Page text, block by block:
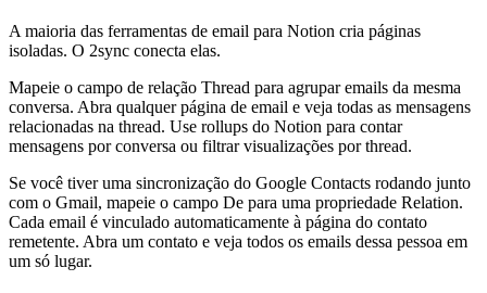
A maioria das ferramentas de email para Notion cria páginas
isoladas. O 2sync conecta elas.
Mapeie o campo de relação Thread para agrupar emails da mesma
conversa. Abra qualquer página de email e veja todas as mensagens
relacionadas na thread. Use rollups do Notion para contar
mensagens por conversa ou filtrar visualizações por thread.
Se você tiver uma sincronização do Google Contacts rodando junto
com o Gmail, mapeie o campo De para uma propriedade Relation.
Cada email é vinculado automaticamente à página do contato
remetente. Abra um contato e veja todos os emails dessa pessoa em
um só lugar.